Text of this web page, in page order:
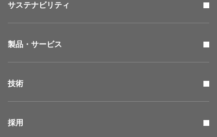
サステナビリティ
製品・サービス
技術
採用